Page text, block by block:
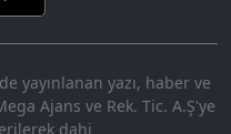
yayınlanan yazı, haber ve
Ajans ve Rek. Tic. A.Ş'ye
dahi